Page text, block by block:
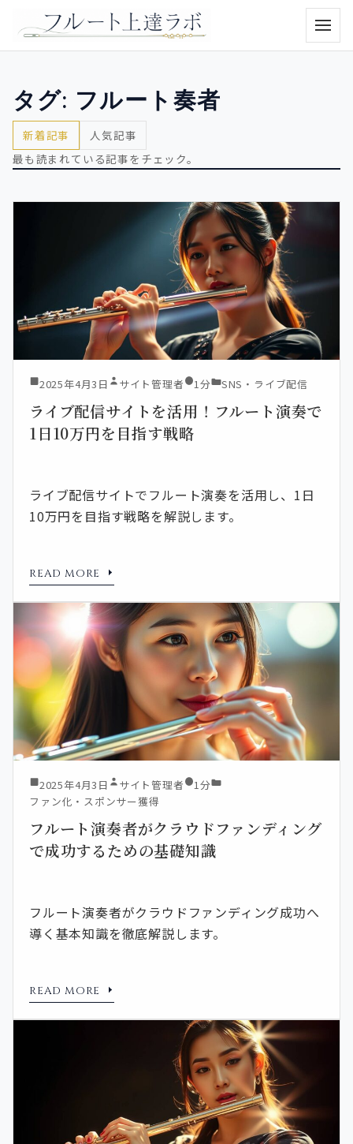
メニ
タグ: フルート奏者
新着記事
人気記事
最も読まれている記事をチェック。
2025年4月3日 サイト管理者 1分 SNS・ライブ配信
ライブ配信サイトを活用！フルート演奏で
1日10万円を目指す戦略
ライブ配信サイトでフルート演奏を活用し、1日
10万円を目指す戦略を解説します。
READ MORE
2025年4月3日 サイト管理者
1分
ファン化・スポンサー獲得
フルート演奏者がクラウドファンディング
で成功するための基礎知識
フルート演奏者がクラウドファンディング成功へ
導く基本知識を徹底解説します。
READ MORE